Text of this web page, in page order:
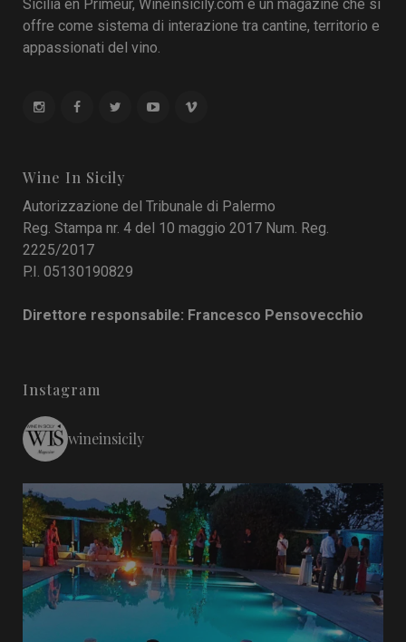
Sicilia en Primeur, Wineinsicily.com è un magazine che si
offre come sistema di interazione tra cantine, territorio e
appassionati del vino.
Wine In Sicily
Autorizzazione del Tribunale di Palermo
Reg. Stampa nr. 4 del 10 maggio 2017 Num. Reg.
2225/2017
P.I. 05130190829
Direttore responsabile: Francesco Pensovecchio
Instagram
wineinsicily